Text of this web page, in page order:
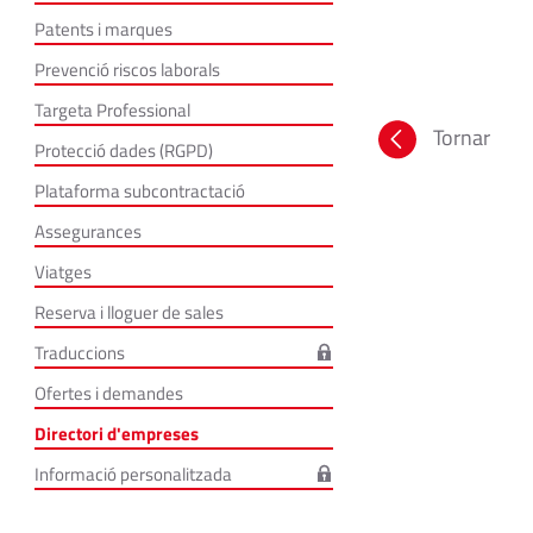
Patents i marques
Prevenció riscos laborals
Targeta Professional
Protecció dades (RGPD)
Plataforma subcontractació
Assegurances
Viatges
Reserva i lloguer de sales
Traduccions
Ofertes i demandes
Directori d'empreses
Informació personalitzada
Tornar